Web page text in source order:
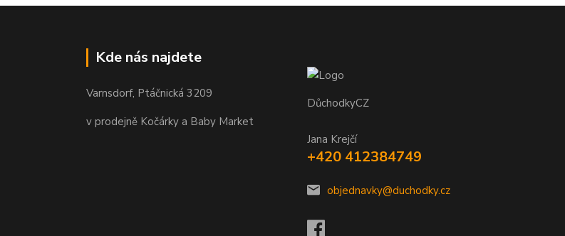
Kde nás najdete
Varnsdorf, Ptáčnická 3209
v prodejně Kočárky a Baby Market
DůchodkyCZ
Jana Krejčí
+420 412384749
objednavky@duchodky.cz